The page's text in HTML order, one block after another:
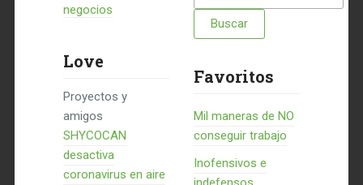
negocios
Love
Proyectos y
amigos
SHYCOCAN
desactiva
coronavirus en aire
Favoritos
Mil maneras de NO
conseguir trabajo
Inofensivos e